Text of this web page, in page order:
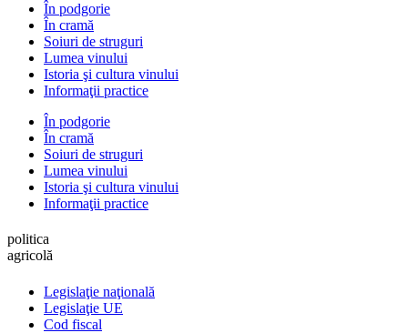
În podgorie
În cramă
Soiuri de struguri
Lumea vinului
Istoria şi cultura vinului
Informaţii practice
În podgorie
În cramă
Soiuri de struguri
Lumea vinului
Istoria şi cultura vinului
Informaţii practice
politica
agricolă
Legislaţie naţională
Legislaţie UE
Cod fiscal